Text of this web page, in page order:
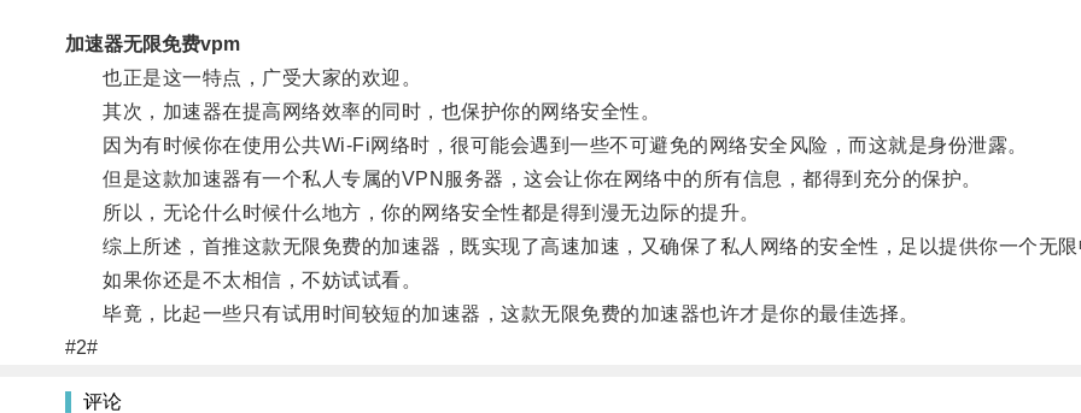
加速器无限免费vpm
也正是这一特点，广受大家的欢迎。
其次，加速器在提高网络效率的同时，也保护你的网络安全性。
因为有时候你在使用公共Wi-Fi网络时，很可能会遇到一些不可避免的网络安全风险，而这就是身份泄露。
但是这款加速器有一个私人专属的VPN服务器，这会让你在网络中的所有信息，都得到充分的保护。
所以，无论什么时候什么地方，你的网络安全性都是得到漫无边际的提升。
综上所述，首推这款无限免费的加速器，既实现了高速加速，又确保了私人网络的安全性，足以提供你一个无限
如果你还是不太相信，不妨试试看。
毕竟，比起一些只有试用时间较短的加速器，这款无限免费的加速器也许才是你的最佳选择。
#2#
评论